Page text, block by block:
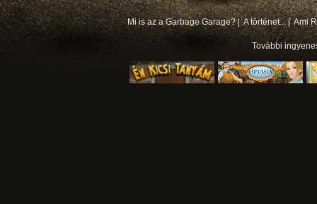
Mi is az a Garbage Garage? |A történet... |Ami
További